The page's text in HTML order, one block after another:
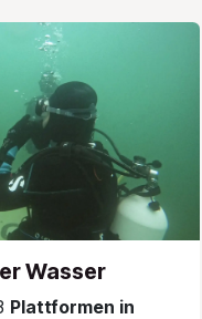
Wasser
Plattformen in